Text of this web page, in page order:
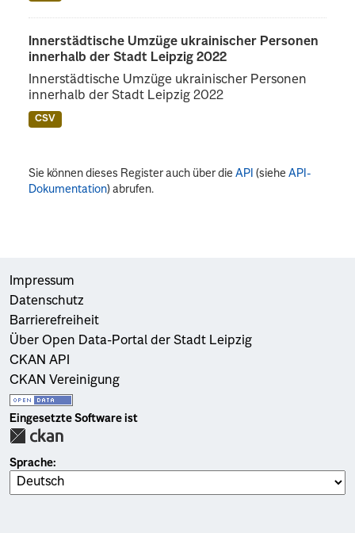
Innerstädtische Umzüge ukrainischer Personen
innerhalb der Stadt Leipzig 2022
Innerstädtische Umzüge ukrainischer Personen
innerhalb der Stadt Leipzig 2022
CSV
Sie können dieses Register auch über dieAPI (sieheAPI-
Dokumentation) abrufen.
Impressum
Datenschutz
Barrierefreiheit
Über Open Data-Portal der Stadt Leipzig
CKAN API
CKAN Vereinigung
Eingesetzte Software ist
Sprache